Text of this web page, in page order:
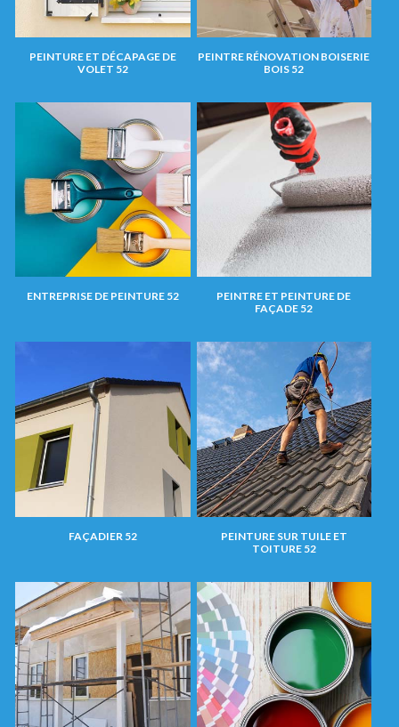
PEINTURE ET DÉCAPAGE DE
VOLET 52
PEINTRE RÉNOVATION BOISERIE
BOIS 52
ENTREPRISE DE PEINTURE 52
PEINTRE ET PEINTURE DE
FAÇADE 52
FAÇADIER 52
PEINTURE SUR TUILE ET
TOITURE 52